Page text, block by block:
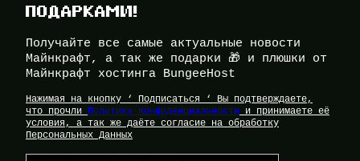
ПОДАРКАМИ!
Получайте все самые актуальные новости
Майнкрафт, а так же подарки 🎁 и плюшки от
Майнкрафт хостинга BungeeHost
Нажимая на кнопку ‘ Подписаться ‘ Вы подтверждаете,
что прочли Политику Конфиденциальности и принимаете её
условия, а так же даёте согласие на обработку
Персональных Данных